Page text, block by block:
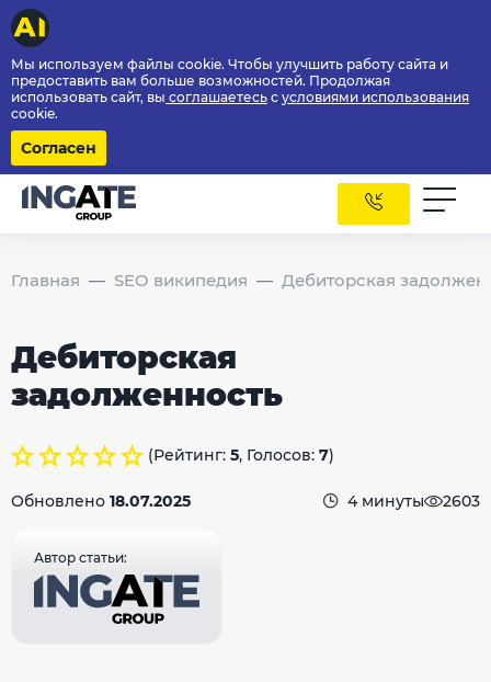
Мы используем файлы cookie. Чтобы улучшить работу сайта и
предоставить вам больше возможностей. Продолжая
использовать сайт, вы соглашаетесь с условиями использования
cookie.
Согласен
Главная SEO википедия Дебиторская
Дебиторская
задолженность
(Рейтинг: 5, Голосов: 7)
Обновлено 18.07.2025 4 минуты 2603
Автор статьи: